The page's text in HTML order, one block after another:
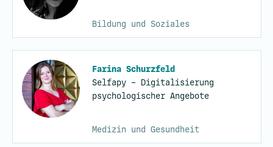
Bildung und Soziales
Farina Schurzfeld
Selfapy – Digitalisierung
psychologischer Angebote
Medizin und Gesundheit